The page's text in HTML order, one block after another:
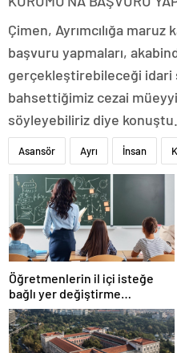
Çimen, Ayrımcılığa
başvuru yapmaları,
gerçekleştirebileceği idari
bahsettiğimiz cezai
söyleyebiliriz diye konuştu.
Asansör Ayrı İnsan
Öğretmenlerin il içi isteğe
bağlı yer değiştirme
başvuruları ne zaman?